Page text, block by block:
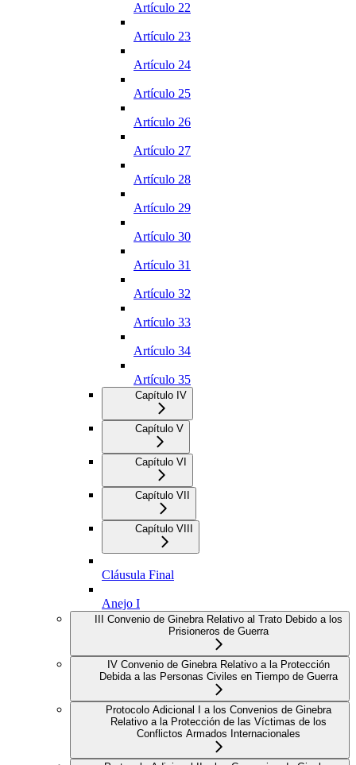
Artículo 22
Artículo 23
Artículo 24
Artículo 25
Artículo 26
Artículo 27
Artículo 28
Artículo 29
Artículo 30
Artículo 31
Artículo 32
Artículo 33
Artículo 34
Artículo 35
Capítulo IV
Capítulo V
Capítulo VI
Capítulo VII
Capítulo VIII
Cláusula Final
Anejo I
III Convenio de Ginebra Relativo al Trato Debido a los
Prisioneros de Guerra
IV Convenio de Ginebra Relativo a la Protección
Debida a las Personas Civiles en Tiempo de Guerra
Protocolo Adicional I a los Convenios de Ginebra
Relativo a la Protección de las Víctimas de los
Conflictos Armados Internacionales